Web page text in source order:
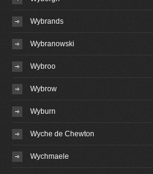
Wybrands
Wybranowski
Wybroo
Wybrow
Wyburn
Wyche de Chewton
Wychmaele